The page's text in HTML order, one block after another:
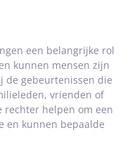
een belangrijke rol
kunnen mensen zijn
de gebeurtenissen die
vrienden of
rechter helpen om een
en kunnen bepaalde